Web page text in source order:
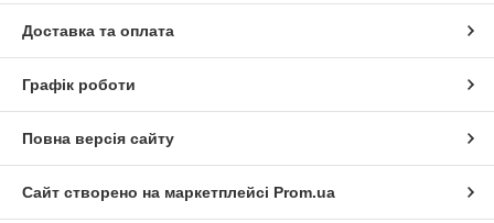
Доставка та оплата
Графік роботи
Повна версія сайту
Сайт створено на маркетплейсі Prom.ua